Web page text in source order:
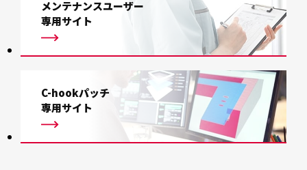
メンテナンスユーザー
専用サイト
C-hookパッチ
専用サイト